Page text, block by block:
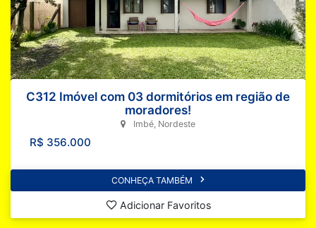
R$ 356.000
C312 Imóvel com 03 dormitórios em região de
moradores!
Imbé, Nordeste
CONHEÇA TAMBÉM
Adicionar Favoritos